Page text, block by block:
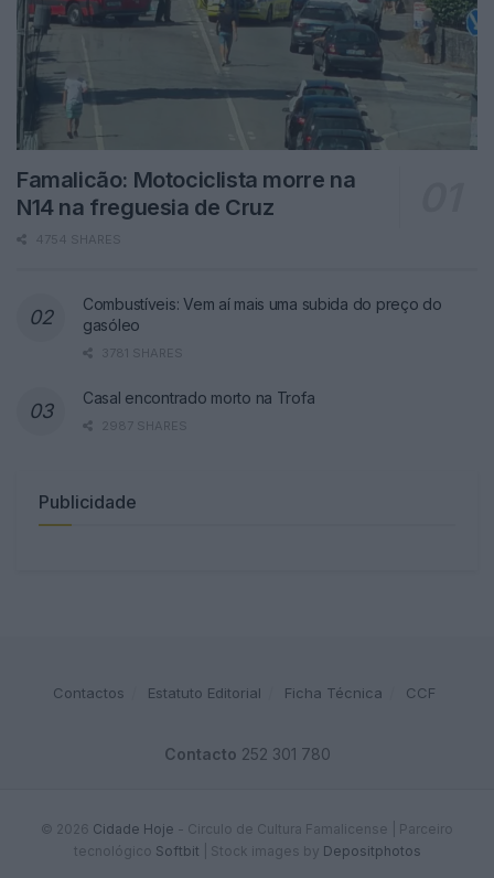
Famalicão: Motociclista morre na
N14 na freguesia de Cruz
4754 SHARES
Combustíveis: Vem aí mais uma subida do preço do
gasóleo
3781 SHARES
Casal encontrado morto na Trofa
2987 SHARES
Publicidade
Contactos Estatuto Editorial Ficha Técnica CCF
Contacto 252 301 780
© 2026 Cidade Hoje - Circulo de Cultura Famalicense | Parceiro
tecnológico Softbit Stock images by Depositphotos